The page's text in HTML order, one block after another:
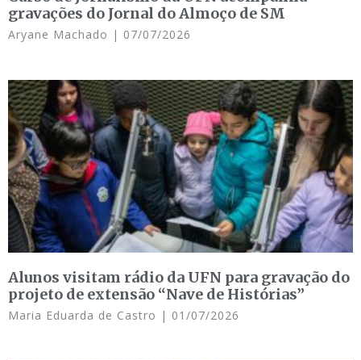
gravações do Jornal do Almoço de SM
Aryane Machado 07/07/2026
Alunos visitam rádio da UFN para gravação do
projeto de extensão “Nave de Histórias”
Maria Eduarda de Castro 01/07/2026